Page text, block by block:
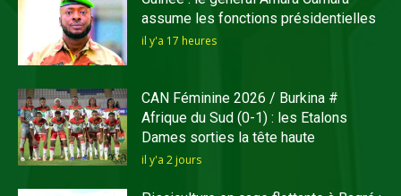
assume les fonctions présidentielles
il y'a 17 heures
CAN Féminine 2026 / Burkina #
Afrique du Sud (0-1) : les Etalons
Dames sorties la tête haute
il y'a 2 jours